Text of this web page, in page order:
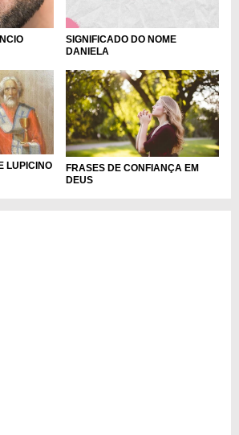
SIGNIFICADO DO NOME
DANIELA
LUPICINO
FRASES DE CONFIANÇA EM
DEUS